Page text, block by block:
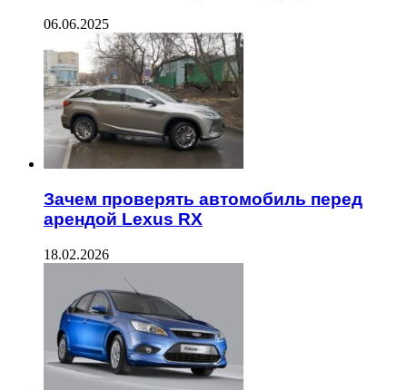
06.06.2025
Зачем проверять автомобиль перед
арендой Lexus RX
18.02.2026